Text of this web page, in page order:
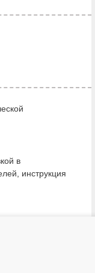
в
инструкция